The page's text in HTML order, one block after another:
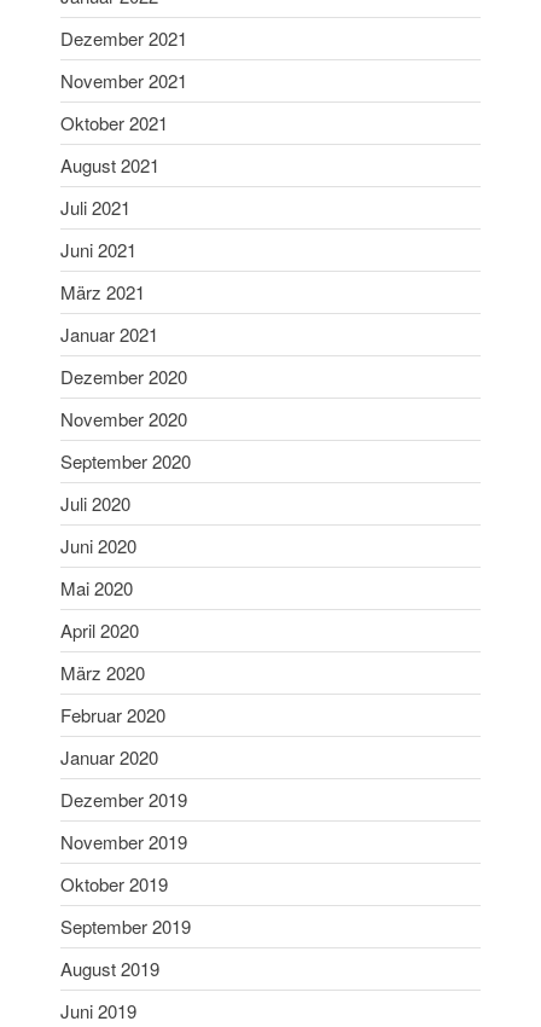
Mai 2022
April 2022
Oktober 2021
August 2021
Dezember 2020
November 2020
März 2020
Februar 2020
Dezember 2021
November 2021
Oktober 2021
August 2021
Juli 2021
Juni 2021
März 2021
Januar 2021
Dezember 2020
November 2020
September 2020
Juli 2020
Juni 2020
Mai 2020
April 2020
März 2020
Februar 2020
Januar 2020
Dezember 2019
November 2019
Oktober 2019
September 2019
August 2019
Juni 2019